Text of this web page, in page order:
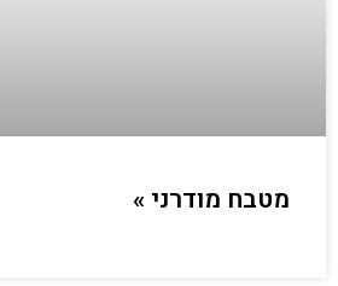
מטבח מודרני »